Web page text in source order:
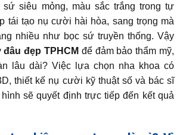
siêu mỏng, màu sắc trắng trong tự
tái tạo nụ cười hài hòa, sang trọng mà
nhiều như bọc sứ truyền thống. Vậy
đẹp TPHCM để đảm bảo thẩm mỹ,
lâu dài? Việc lựa chọn nha khoa có
thiết kế nụ cười kỹ thuật số và bác sĩ
sẽ quyết định trực tiếp đến kết quả